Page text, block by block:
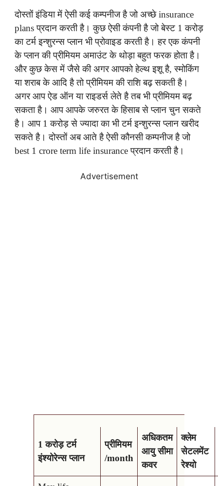
दोस्तों इंडिया में ऐसी कई कम्पनीज है जो अच्छे insurance
plans प्रदान करती है। कुछ ऐसी कंपनी है जो बेस्ट 1 करोड़
का टर्म इन्शुरन्स प्लान भी प्रोवाइड करती है। हर एक कंपनी
के प्लान की प्रीमियम अमाउंट के थोड़ा बहुत फरक होता है।
और कुछ केस में जैसे की अगर आपको हेल्थ इशू है, स्मोकिंग
या शराब के आदि है तो प्रीमियम की राशि बढ़ सकती है।
अगर आप ऐड ऑन या राइडर्स लेते है तब भी प्रीमियम बढ़
सकता है। आप आपके जरुरत के हिसाब से प्लान चुन सकते
है। आप 1 करोड़ से ज्यादा का भी टर्म इन्शुरन्स प्लान खरीद
सकते है। दोस्तों अब आते है ऐसी कौनसी कम्पनीज है जो
best 1 crore term life insurance प्रदान करती है।
Advertisement
1 करोड़ टर्म
इंश्योरेन्स प्लान
प्रीमियम
/month
अधिकतम
आयु सीमा
कवर
क्लेम
सेटलमेंट
रेश्यो